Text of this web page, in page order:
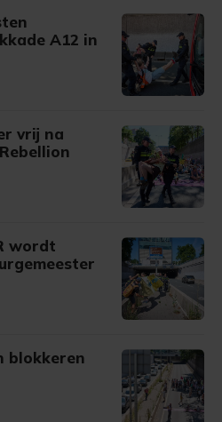
A12 in
vrij na
wordt
blokkeren